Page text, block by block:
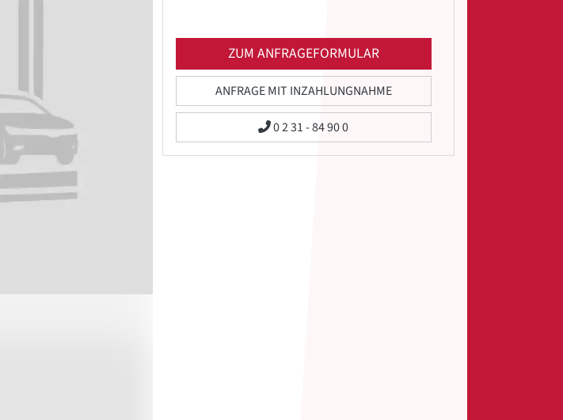
ZUM ANFRAGEFORMULAR
ANFRAGE MIT INZAHLUNGNAHME
0 2 31 - 84 90 0